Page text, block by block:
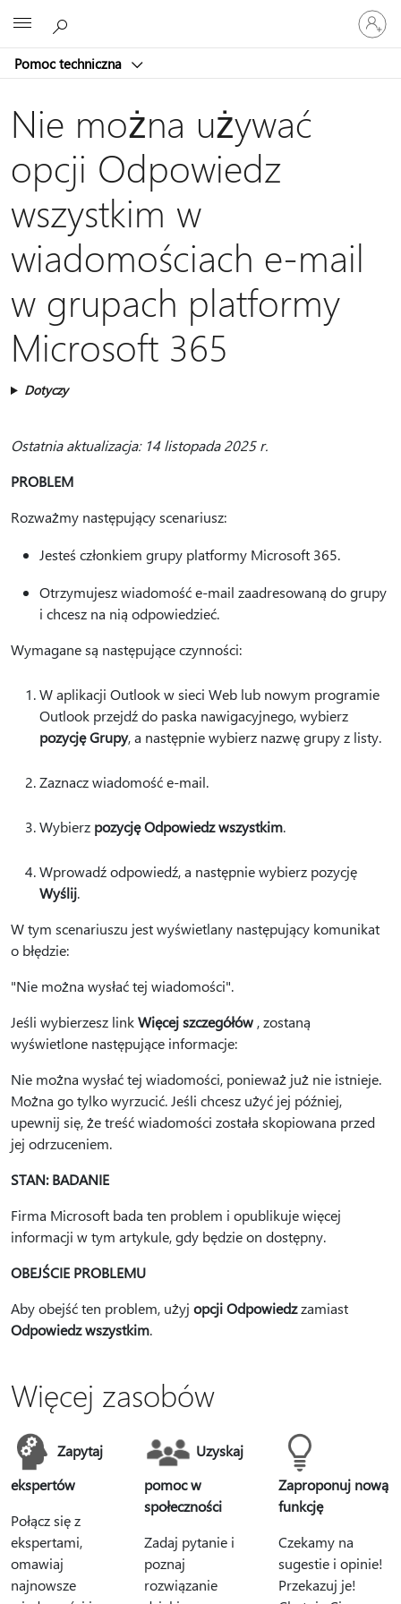
Pomoc techniczna
Zaloguj
się
do
konta
Nie można używać
opcji Odpowiedz
wszystkim w
wiadomościach e-mail
w grupach platformy
Microsoft 365
Dotyczy
Ostatnia aktualizacja: 14 listopada 2025 r.
PROBLEM
Rozważmy następujący scenariusz:
Jesteś członkiem grupy platformy Microsoft 365.
Otrzymujesz wiadomość e-mail zaadresowaną do grupy
i chcesz na nią odpowiedzieć.
Wymagane są następujące czynności:
W aplikacji Outlook w sieci Web lub nowym programie
Outlook przejdź do paska nawigacyjnego, wybierz
pozycję Grupy, a następnie wybierz nazwę grupy z listy.
Zaznacz wiadomość e-mail.
Wybierz pozycję Odpowiedz wszystkim.
Wprowadź odpowiedź, a następnie wybierz pozycję
Wyślij.
W tym scenariuszu jest wyświetlany następujący komunikat
o błędzie:
"Nie można wysłać tej wiadomości".
Jeśli wybierzesz linkWięcej szczegółów , zostaną
wyświetlone następujące informacje:
Nie można wysłać tej wiadomości, ponieważ już nie istnieje.
Można go tylko wyrzucić. Jeśli chcesz użyć jej później,
upewnij się, że treść wiadomości została skopiowana przed
jej odrzuceniem.
STAN: BADANIE
Firma Microsoft bada ten problem i opublikuje więcej
informacji w tym artykule, gdy będzie on dostępny.
OBEJŚCIE PROBLEMU
Aby obejść ten problem, użyj opcji Odpowiedzzamiast
Odpowiedz wszystkim.
Więcej zasobów
Zapytaj
ekspertów
Połącz się z
ekspertami,
omawiaj
najnowsze
Uzyskaj
pomoc w
społeczności
Zadaj pytanie i
poznaj
rozwiązanie
Zaproponuj nową
funkcję
Czekamy na
sugestie i opinie!
Przekazuj je!